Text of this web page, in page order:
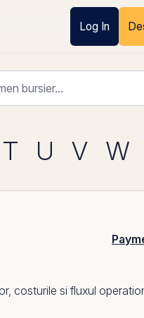
Log In
T U V W
costurile si fluxul